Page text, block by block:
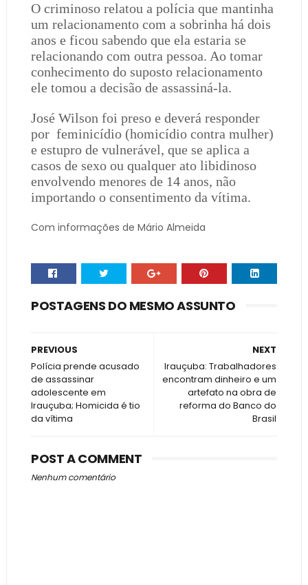
O criminoso relatou a polícia que mantinha
um relacionamento com a sobrinha há dois
anos e ficou sabendo que ela estaria se
relacionando com outra pessoa. Ao tomar
conhecimento do suposto relacionamento
ele tomou a decisão de assassiná-la.
José Wilson foi preso e deverá responder
por feminicídio (homicídio contra mulher)
e estupro de vulnerável, que se aplica a
casos de sexo ou qualquer ato libidinoso
envolvendo menores de 14 anos, não
importando o consentimento da vítima.
Com informações de Mário Almeida
POSTAGENS DO MESMO ASSUNTO
NEXT
Irauçuba: Trabalhadores
encontram dinheiro e um
artefato na obra de
reforma do Banco do
Brasil
PREVIOUS
Polícia prende acusado
de assassinar
adolescente em
Irauçuba; Homicida é tio
da vítima
POST A COMMENT
Nenhum comentário